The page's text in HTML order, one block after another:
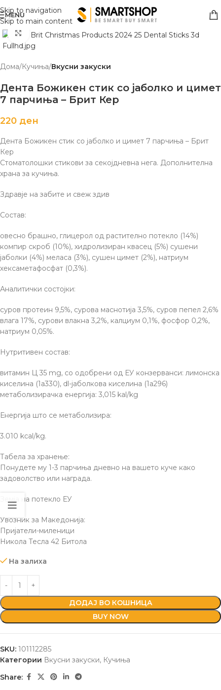
Skip to navigation
Skip to main content
MENU
Click to enlarge
Дома Кучиња Вкусни закуски
Дента Божикен стик со јаболко и цимет
7 парчиња – Брит Кер
220 ден
Дента Божикен стик со јаболко и цимет 7 парчиња – Брит
Кер
Стоматолошки стикови за секојдневна нега. Дополнителна
храна за кучиња.
Здравје на забите и свеж здив
Состав:
овесно брашно, глицерол од растително потекло (14%)
компир скроб (10%), хидролизиран квасец (5%) сушени
јаболки (4%) меласа (3%), сушен цимет (2%), натриум
хексаметафосфат (0,3%).
Аналитички состојки:
суров протеин 9,5%, сурова маснотија 3,5%, суров пепел 2,6%
влага 17%, сурови влакна 3,2%, калциум 0,1%, фосфор 0,2%,
натриум 0,05%.
Нутритивен состав:
витамин Ц 35 mg, со одобрени од ЕУ конзерванси: лимонска
киселина (1a330), dl-јаболкова киселина (1a296)
метаболизирачка енергија: 3,015 kal/kg
Енергија што се метаболизира:
3.010 kcal/kg.
Табела за хранење:
Понудете му 1-3 парчиња дневно на вашето куче како
задоволство или награда.
Земја на потекло ЕУ
Увозник за Македонија:
Пријатели-миленици
Никола Тесла 42 Битола
На залиха
ДОДАЈ ВО КОШНИЦА
BUY NOW
SKU: 101112285
Категории Вкусни закуски, Кучиња
Share: